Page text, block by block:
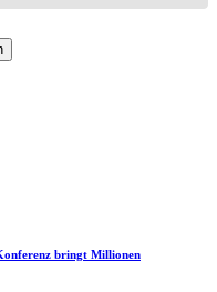
bringt Millionen